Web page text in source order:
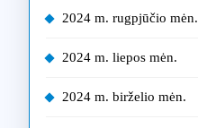
2024 m. rugpjūčio mėn.
2024 m. liepos mėn.
2024 m. birželio mėn.